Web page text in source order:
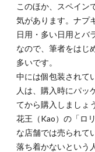
人女
性：父
親と初
潮につ
いて話
性は約
2％
5.2.
ペイン
の生理
と制度
このほか、スペイン
気があります。ナプ
日用・多い日用とバ
なので、筆者をはじ
多いです。
中には個包装されて
人は、購入時にパッ
てから購入しましょ
花王（Kao）の「ロ
な店舗では売られて
落ち着かないという